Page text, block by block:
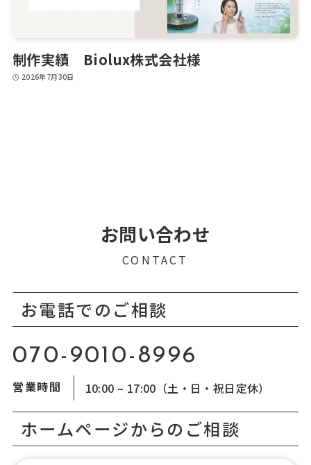
制作実績 Biolux株式会社様
2026年7月30日
お問い合わせ
CONTACT
お電話でのご相談
070-9010-8996
営業時間 10:00 – 17:00（土・日・祝日定休）
ホームページからのご相談